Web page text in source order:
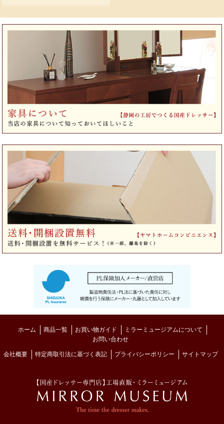
ホーム 商品一覧 お買い物ガイド
ミラーミュージアムについて
お問い合わせ
会社概要 特定商取引法に基づく表記 プライバシーポリシー サイトマップ